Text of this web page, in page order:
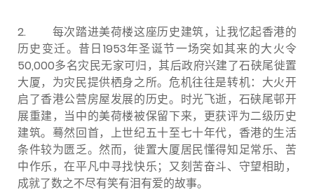
2. 每次踏进美荷楼这座历史建筑，让我忆起香港的
历史变迁。昔日1953年圣诞节一场突如其来的大火令
50,000多名灾民无家可归，其后政府兴建了石硖尾徙置
大厦，为灾民提供栖身之所。危机往往是转机：大火开
启了香港公营房屋发展的历史。时光飞逝，石硖尾邨开
展重建，当中的美荷楼被保留下来，更获评为二级历史
建筑。蓦然回首，上世纪五十至七十年代，香港的生活
条件较为匮乏。然而，徙置大厦居民懂得知足常乐、苦
中作乐，在平凡中寻找快乐；又刻苦奋斗、守望相助，
成就了数之不尽有笑有泪有爱的故事。